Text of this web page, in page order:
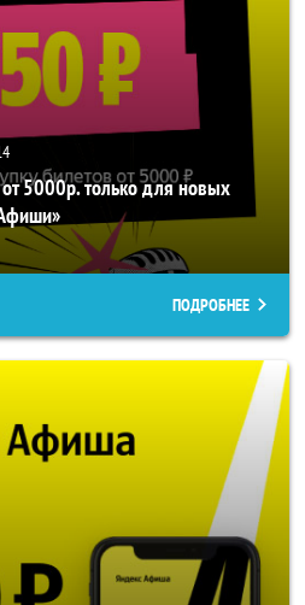
5000р. только для новых
ПОДРОБНЕЕ